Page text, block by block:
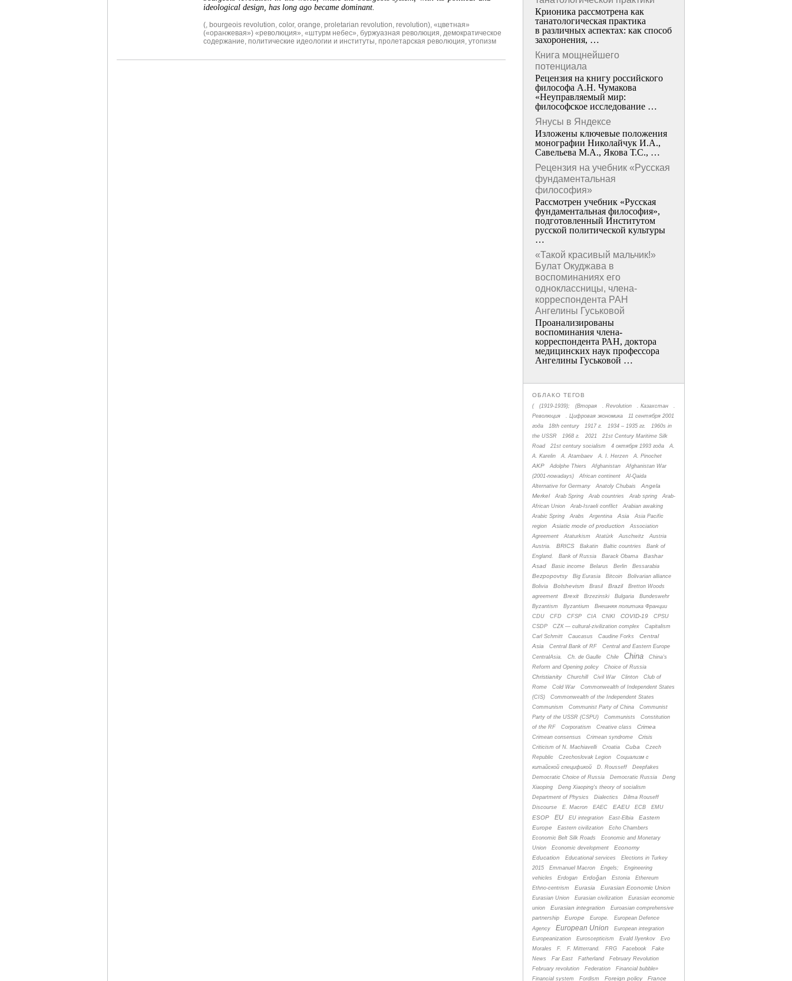
ideological design, has long ago became dominant.
(, bourgeois revolution, color, orange, proletarian revolution, revolution), «цветная»
(«оранжевая») «революция», «штурм небес», буржуазная революция, демократическое
содержание, политические идеологии и институты, пролетарская революция, утопизм
Крионика рассмотрена как
танатологическая практика
в различных аспектах: как способ
захоронения, …
Книга мощнейшего
потенциала
Рецензия на книгу российского
философа А.Н. Чумакова
«Неуправляемый мир:
философское исследование …
Янусы в Яндексе
Изложены ключевые положения
монографии Николайчук И.А.,
Савельева М.А., Якова Т.С., …
Рецензия на учебник «Русская
фундаментальная
философия»
Рассмотрен учебник «Русская
фундаментальная философия»,
подготовленный Институтом
русской политической культуры
…
«Такой красивый мальчик!»
Булат Окуджава в
воспоминаниях его
одноклассницы, члена-
корреспондента РАН
Ангелины Гуськовой
Проанализированы
воспоминания члена­
корреспондента РАН, доктора
медицинских наук профессора
Ангелины Гуськовой …
ОБЛАКО ТЕГОВ
( (1919-1939); (Вторая . Revolution . Казахстан
.
Революция
. Цифровая экономика
11 сентября 2001
года
18th century 1917 г. 1934 – 1935 гг.
1960s in
the USSR
1968 г. 2021
21st Century Maritime Silk
Road
21st century socialism 4 октября 1993 года
A.
A. Karelin
A. Atambaev A. I. Herzen A. Pinochet
AKP Adolphe Thiers Afghanistan
Afghanistan War
(2001-nowadays)
African continent
Al-Qaida
Alternative for Germany
Anatoly Chubais
Angela
Merkel
Arab Spring Arab countries Arab spring
Arab-
African Union
Arab-Israeli conflict
Arabian awaking
Arabic Spring
Arabs Argentina Asia
Asia Pacific
region
Asiatic mode of production
Association
Agreement
Ataturkism Atatürk Auschwitz
Austria
Austria.
BRICS Bakatin Baltic countries
Bank of
England.
Bank of Russia Barack Obama
Bashar
Asad
Basic income Belarus Berlin Bessarabia
Bezpopovtsy Big Eurasia Bitcoin
Bolivarian alliance
Bolivia
Bolshevism Brasil Brazil
Bretton Woods
agreement
Brexit Brzezinski Bulgaria
Bundeswehr
Byzantism
Byzantium
Bнешняя политика Франции
CDU
CFD CFSP CIA CNKI COVID-19
CPSU
CSDP
CZК — cultural-zivilization complex
Capitalism
Carl Schmitt
Caucasus Caudine Forks
Central
Asia
Central Bank of RF
Central and Eastern Europe
CentralAsia.
Ch. de Gaulle Chile China
China's
Reform and Opening policy
Choice of Russia
Christianity Churchill Civil War Clinton
Club of
Rome
Cold War
Commonwealth of Independent States
(CIS)
Commonwealth of the Independent States
Communism
Communist Party of China
Communist
Party of the USSR (CSPU)
Communists
Constitution
of the RF
Corporatism Creative class Crimea
Crimean consensus Crimean syndrome Crisis
Criticism of N. Machiavelli Croatia Cuba
Czech
Republic
Czechoslovak Legion
Cоциализм с
китайской спецификой
D. Rousseff
Deepfakes
Democratic Choice of Russia
Democratic Russia
Deng
Xiaoping
Deng Xiaoping's theory of socialism
Department of Physics
Dialectics
Dilma Rouseff
Discourse
E. Macron EAEC EAEU ECB EMU
ESOP EU EU integration East-Elbia
Eastern
Europe
Eastern civilization
Echo Chambers
Economic Belt Silk Roads
Economic and Monetary
Union
Economic development
Economy
Education
Educational services
Elections in Turkey
2015
Emmanuel Macron Engels;
Engineering
vehicles
Erdogan Erdoğan Estonia
Ethereum
Ethno-centrism
Eurasia Eurasian Economic Union
Eurasian Union Eurasian civilization
Eurasian economic
union
Eurasian integration
Euroasian comprehensive
partnership
Europe Europe.
European Defence
Agency
European Union
European integration
Europeanization
Euroscepticism Evald Ilyenkov
Evo
Morales
F. F. Mitterrand. FRG Facebook
Fake
News
Far East Fatherland
February Revolution
February revolution
Federation
Financial bubble»
Financial system
Fordism Foreign policy France